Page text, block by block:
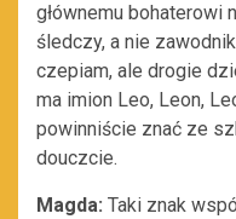
głównemu bohaterowi
śledczy, a nie
czepiam, ale drogie
ma imion Leo, Leon,
powinniście znać ze
douczcie.
Magda: Taki znak